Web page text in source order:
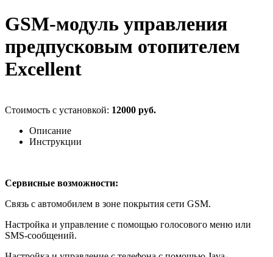
GSM-модуль управления
предпусковым отопителем
Excellent
Стоимость с установкой: 12000 руб.
Описание
Инструкции
Сервисные возможности:
Связь с автомобилем в зоне покрытия сети GSM.
Настройка и управление с помощью голосового меню или
SMS-сообщений.